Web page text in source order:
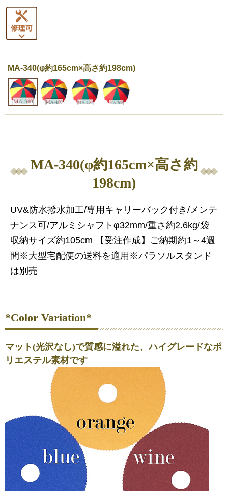
MA-340(φ約165cm×高さ約198cm)
MA-340(φ約165cm×高さ約
198cm)
UV&防水撥水加工/専用キャリーバック付き/メンテ
ナンス可/アルミシャフトφ32mm/重さ約2.6kg/袋
収納サイズ約105cm 【受注作成】ご納期約1～4週
間※大型宅配便の送料を適用※パラソルスタンド
は別売
*Color Variation*
マット(光沢なし)で質感に溢れた、ハイグレードなポ
リエステル素材です